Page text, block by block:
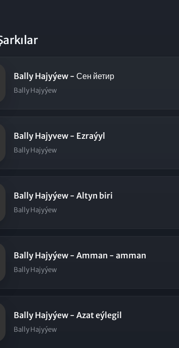
Bally Hajyýew - Сен йетир
Bally Hajyýew
Bally Hajyvew - Ezraýyl
Bally Hajyýew
Bally Hajyýew - Altyn biri
Bally Hajyýew
Bally Hajyýew - Amman - amman
Bally Hajyýew
Bally Hajyýew - Azat eýlegil
Bally Hajyýew